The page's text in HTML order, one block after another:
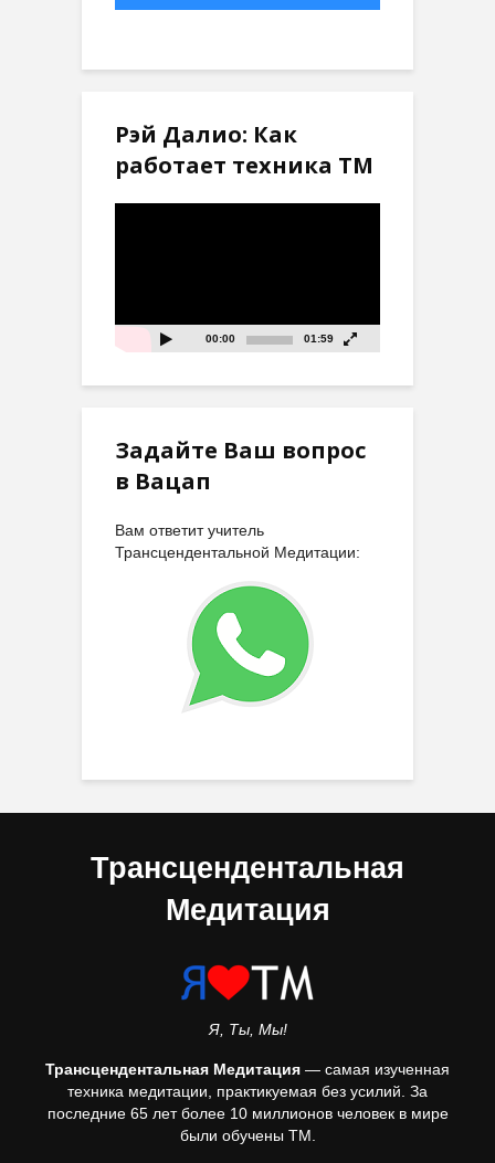
Рэй Далио: Как
работает техника ТМ
00:00 01:59
Задайте Ваш вопрос
в Вацап
Вам ответит учитель
Трансцендентальной Медитации:
Трансцендентальная
Медитация
Я, Ты, Мы!
Трансцендентальная Медитация — самая изученная
техника медитации, практикуемая без усилий. За
последние 65 лет более 10 миллионов человек в мире
были обучены ТМ.